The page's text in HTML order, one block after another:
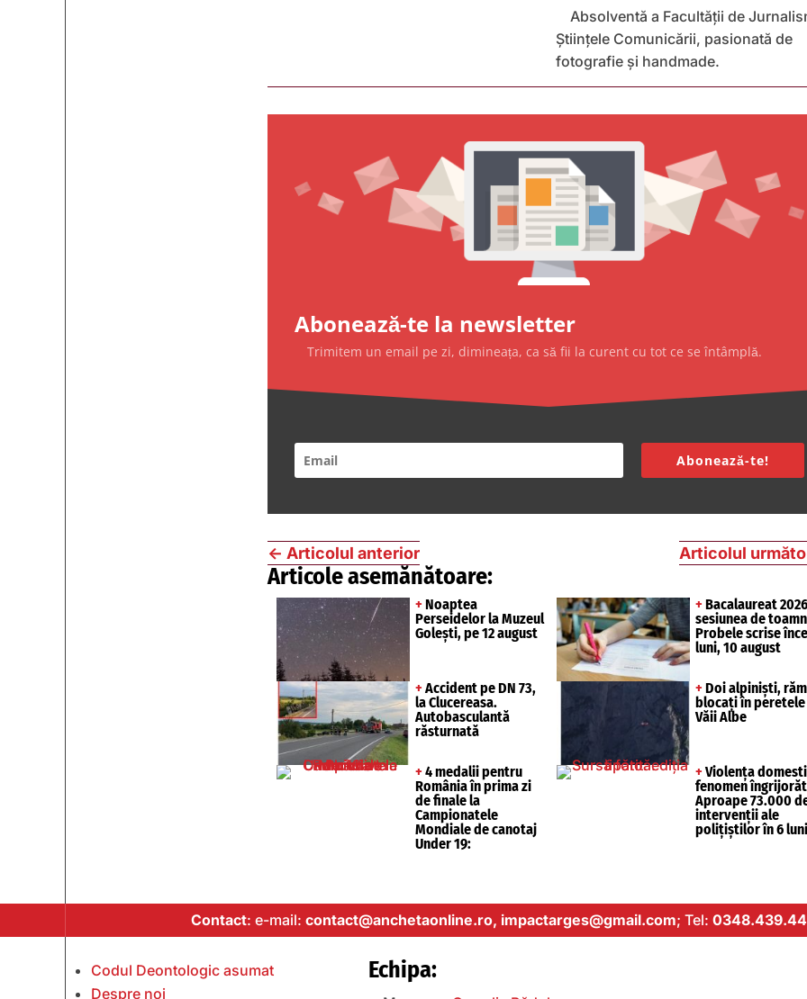
Absolventă a Facultății de
Științele Comunicării, pasionată de
fotografie și handmade.
Abonează-te la newsletter
Trimitem un email pe zi, dimineața, ca să fii la curent cu tot ce se întâmplă.
Abonează-te!
← Articolul anterior Articolul
Articole asemănătoare:
+ Noaptea
Perseidelor la Muzeul
Golești, pe 12 august
+ Bacalaureat
sesiunea de
Probele scrise
luni, 10 august
+ Accident pe DN 73,
la Clucereasa.
Autobasculantă
răsturnată
+ Doi alpiniști,
blocați în peretele
Văii Albe
+ 4 medalii pentru
România în prima zi
de finale la
Campionatele
Mondiale de canotaj
Under 19:
+ Violența
fenomen
Aproape 73.000
intervenții ale
polițiștilor în 6 luni
Contact: e-mail: contact@anchetaonline.ro, impactarges@gmail.com; Tel:
Codul Deontologic asumat
Despre noi
Echipa: